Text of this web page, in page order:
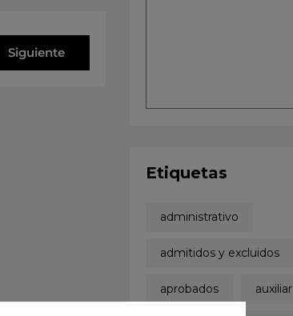
Siguiente
Etiquetas
administrativo
admitidos y excluidos
aprobados auxiliar